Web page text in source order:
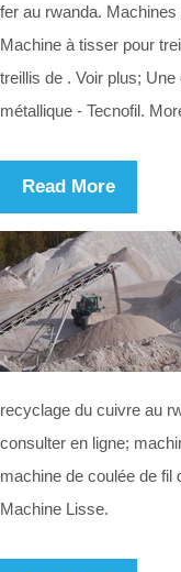
fer au rwanda.
Machine à tisser pour
treillis de . Voir plus;
métallique - Tecnofil.
Read More
recyclage du cuivre au
consulter en ligne;
machine de coulée de fil
Machine Lisse.